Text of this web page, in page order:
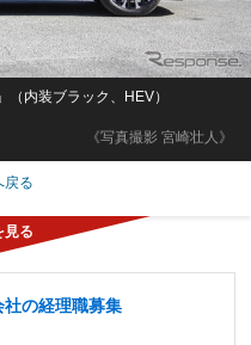
《写真撮影 宮崎壮人》
内装ブラック、HEV）
戻る
の経理職募集